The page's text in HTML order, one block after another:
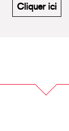
Cliquer ici